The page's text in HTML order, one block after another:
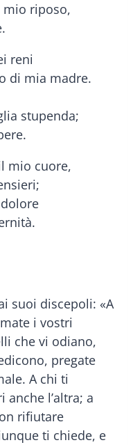
riposo,
reni
di mia madre.
stupenda;
mio cuore,
suoi discepoli: «A
i vostri
che vi odiano,
pregate
A chi ti
l’altra; a
rifiutare
ti chiede, e